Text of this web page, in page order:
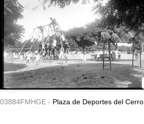
03884FMHGE - Plaza de Deportes del Cerro.